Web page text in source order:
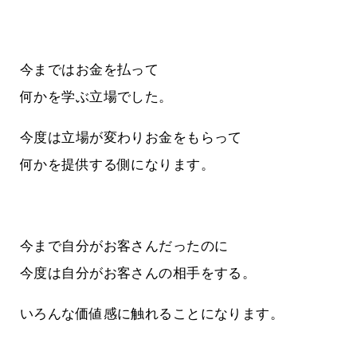
今まではお金を払って
何かを学ぶ立場でした。
今度は立場が変わりお金をもらって
何かを提供する側になります。
今まで自分がお客さんだったのに
今度は自分がお客さんの相手をする。
いろんな価値感に触れることになります。